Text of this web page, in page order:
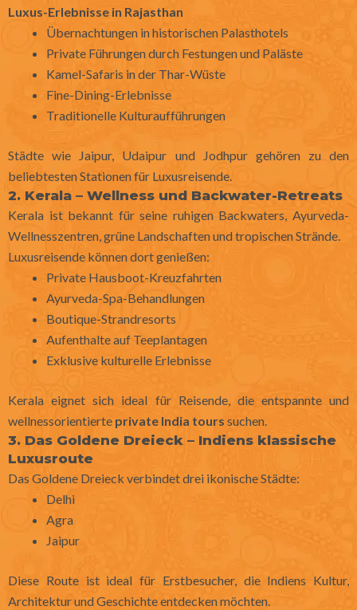
Luxus-Erlebnisse in Rajasthan
Übernachtungen in historischen Palasthotels
Private Führungen durch Festungen und Paläste
Kamel-Safaris in der Thar-Wüste
Fine-Dining-Erlebnisse
Traditionelle Kulturaufführungen
Städte wie Jaipur, Udaipur und Jodhpur gehören zu den
beliebtesten Stationen für Luxusreisende.
2. Kerala – Wellness und Backwater-Retreats
Kerala ist bekannt für seine ruhigen Backwaters, Ayurveda-
Wellnesszentren, grüne Landschaften und tropischen Strände.
Luxusreisende können dort genießen:
Private Hausboot-Kreuzfahrten
Ayurveda-Spa-Behandlungen
Boutique-Strandresorts
Aufenthalte auf Teeplantagen
Exklusive kulturelle Erlebnisse
Kerala eignet sich ideal für Reisende, die entspannte und
wellnessorientierte private India tours suchen.
3. Das Goldene Dreieck – Indiens klassische
Luxusroute
Das Goldene Dreieck verbindet drei ikonische Städte:
Delhi
Agra
Jaipur
Diese Route ist ideal für Erstbesucher, die Indiens Kultur,
Architektur und Geschichte entdecken möchten.